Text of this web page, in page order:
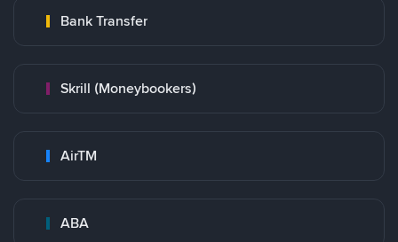
Bank Transfer
Skrill (Moneybookers)
AirTM
ABA